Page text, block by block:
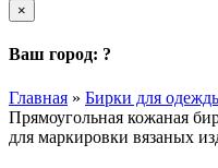
×
Ваш город: ?
Главная » Бирки для
Прямоугольная кожаная
для маркировки вязаных